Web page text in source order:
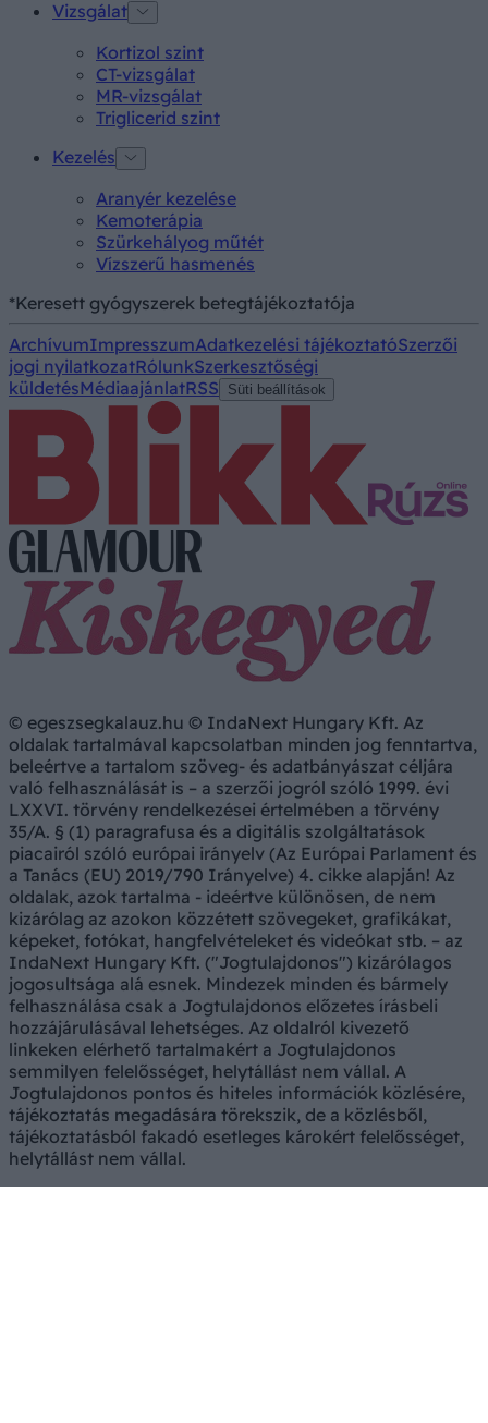
Vizsgálat
Kortizol szint
CT-vizsgálat
MR-vizsgálat
Triglicerid szint
Kezelés
Aranyér kezelése
Kemoterápia
Szürkehályog műtét
Vízszerű hasmenés
*Keresett gyógyszerek betegtájékoztatója
ArchívumImpresszumAdatkezelési tájékoztatóSzerzői
jogi nyilatkozatRólunkSzerkesztőségi
küldetésMédiaajánlatRSS Süti beállítások
© egeszsegkalauz.hu © IndaNext Hungary Kft. Az
oldalak tartalmával kapcsolatban minden jog fenntartva,
beleértve a tartalom szöveg- és adatbányászat céljára
való felhasználását is – a szerzői jogról szóló 1999. évi
LXXVI. törvény rendelkezései értelmében a törvény
35/A. § (1) paragrafusa és a digitális szolgáltatások
piacairól szóló európai irányelv (Az Európai Parlament és
a Tanács (EU) 2019/790 Irányelve) 4. cikke alapján! Az
oldalak, azok tartalma - ideértve különösen, de nem
kizárólag az azokon közzétett szövegeket, grafikákat,
képeket, fotókat, hangfelvételeket és videókat stb. – az
IndaNext Hungary Kft. ("Jogtulajdonos") kizárólagos
jogosultsága alá esnek. Mindezek minden és bármely
felhasználása csak a Jogtulajdonos előzetes írásbeli
hozzájárulásával lehetséges. Az oldalról kivezető
linkeken elérhető tartalmakért a Jogtulajdonos
semmilyen felelősséget, helytállást nem vállal. A
Jogtulajdonos pontos és hiteles információk közlésére,
tájékoztatás megadására törekszik, de a közlésből,
tájékoztatásból fakadó esetleges károkért felelősséget,
helytállást nem vállal.